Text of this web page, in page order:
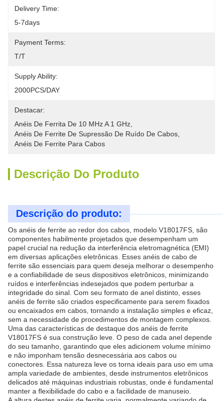
Delivery Time:
5-7days
Payment Terms:
T/T
Supply Ability:
2000PCS/DAY
Destacar:
Anéis De Ferrita De 10 MHz A 1 GHz
Anéis De Ferrite De Supressão De Ruído De Cabos
Anéis De Ferrite Para Cabos
Descrição Do Produto
Descrição do produto:
Os anéis de ferrite ao redor dos cabos, modelo V18017FS, são
componentes habilmente projetados que desempenham um
papel crucial na redução da interferência eletromagnética (EMI)
em diversas aplicações eletrônicas. Esses anéis de cabo de
ferrite são essenciais para quem deseja melhorar o desempenho
e a confiabilidade de seus dispositivos eletrônicos, minimizando
ruídos e interferências indesejados que podem perturbar a
integridade do sinal. Com seu formato de anel distinto, esses
anéis de ferrite são criados especificamente para serem fixados
ou encaixados em cabos, tornando a instalação simples e eficaz,
sem a necessidade de procedimentos de montagem complexos.
Uma das características de destaque dos anéis de ferrite
V18017FS é sua construção leve. O peso de cada anel depende
do seu tamanho, garantindo que eles adicionem volume mínimo
e não imponham tensão desnecessária aos cabos ou
conectores. Essa natureza leve os torna ideais para uso em uma
ampla variedade de ambientes, desde instrumentos eletrônicos
delicados até máquinas industriais robustas, onde é fundamental
manter a flexibilidade do cabo e a facilidade de manuseio.